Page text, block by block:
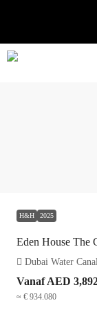
H&H 2025
Eden House The
Dubai Water
VanafAED
≈ € 934.080